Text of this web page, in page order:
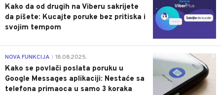
Kako da od drugih na Viberu sakrijete
da pišete: Kucajte poruke bez pritiska i
svojim tempom
0
NOVA FUNKCIJA 18.08.2025.
Kako se povlači poslata poruku u
Google Messages aplikaciji: Nestaće sa
telefona primaoca u samo 3 koraka